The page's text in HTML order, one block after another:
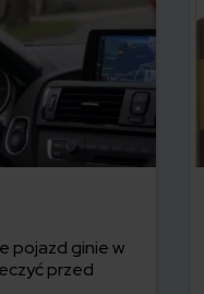
pojazd ginie w
przed